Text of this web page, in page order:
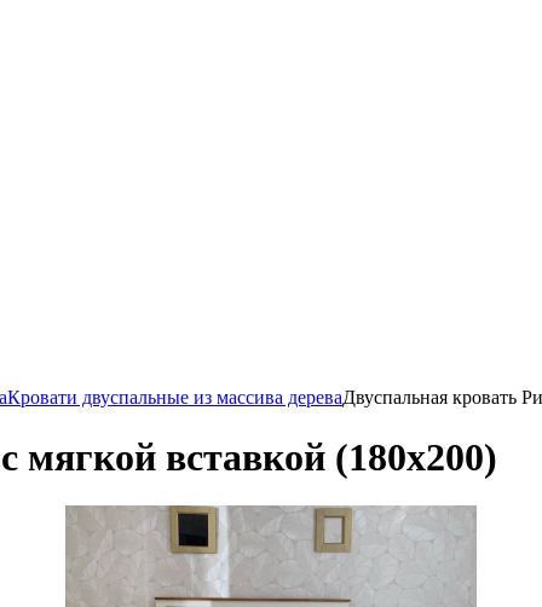
Кровати двуспальные из массива дереваДвуспальная кровать
мягкой вставкой (180х200)